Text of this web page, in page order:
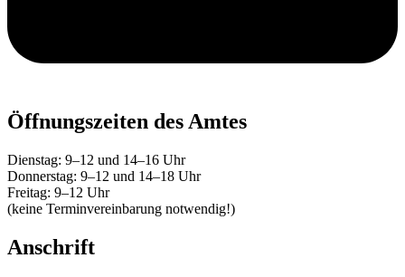
Öffnungszeiten des Amtes
Dienstag: 9–12 und 14–16 Uhr
Donnerstag: 9–12 und 14–18 Uhr
Freitag: 9–12 Uhr
(keine Terminvereinbarung notwendig!)
Anschrift